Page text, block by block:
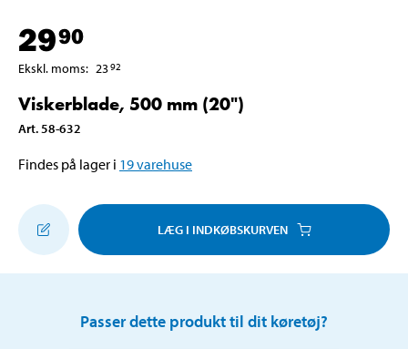
2990
Ekskl. moms: 2392
Viskerblade, 500 mm (20")
Art. 58-632
Findes på lager i 19varehuse
LÆG I INDKØBSKURVEN
Passer dette produkt til dit køretøj?